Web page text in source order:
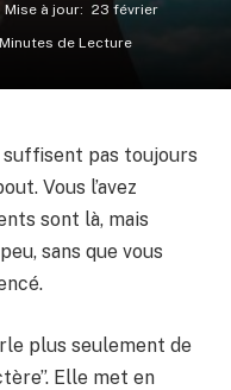
Mise à jour: 23 février
de Lecture
suffisent pas toujours
Vous l’avez
sont là, mais
sans que vous
plus seulement de
Elle met en